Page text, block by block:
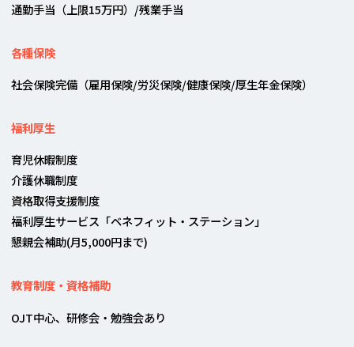
通勤手当（上限15万円）/残業手当
各種保険
社会保険完備（雇用保険/労災保険/健康保険/厚生年金保険）
福利厚生
育児休暇制度
介護休職制度
資格取得支援制度
福利厚生サービス「ベネフィット・ステーション」
懇親会補助(月5,000円まで)
教育制度・資格補助
OJT中心、研修会・勉強会あり